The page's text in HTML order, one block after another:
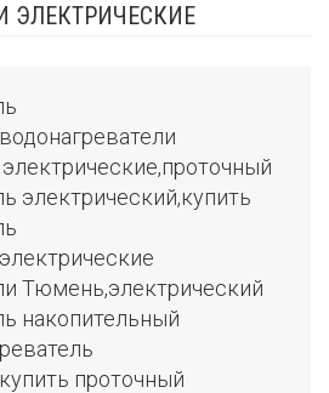
ЭЛЕКТРИЧЕСКИЕ
электрический,купить
Тюмень,электрический
накопительный
проточный